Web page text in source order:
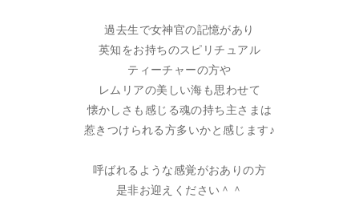
過去生で女神官の記憶があり
英知をお持ちのスピリチュアル
ティーチャーの方や
レムリアの美しい海も思わせて
懐かしさも感じる魂の持ち主さまは
惹きつけられる方多いかと感じます♪
呼ばれるような感覚がおありの方
是非お迎えください＾＾